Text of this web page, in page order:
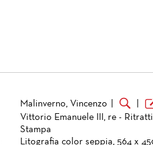
Malinverno, Vincenzo
Vittorio Emanuele III, re - Ritratti
Stampa
Litografia color seppia, 564 x